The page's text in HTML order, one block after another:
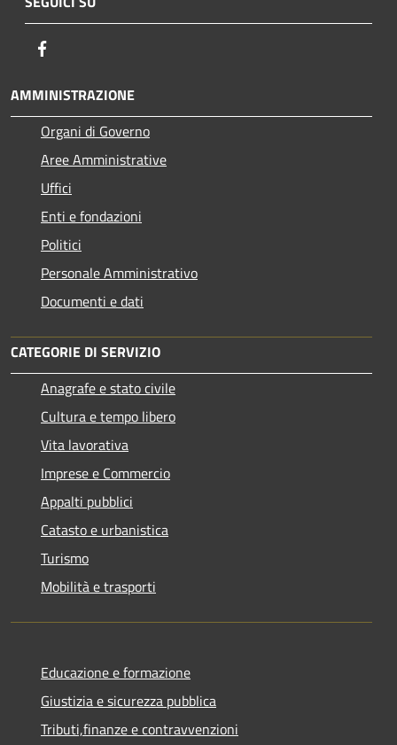
AMMINISTRAZIONE
Organi di Governo
Aree Amministrative
Uffici
Enti e fondazioni
Politici
Personale Amministrativo
Documenti e dati
CATEGORIE DI SERVIZIO
Anagrafe e stato civile
Cultura e tempo libero
Vita lavorativa
Imprese e Commercio
Appalti pubblici
Catasto e urbanistica
Turismo
Mobilità e trasporti
Educazione e formazione
Giustizia e sicurezza pubblica
Tributi,finanze e contravvenzioni